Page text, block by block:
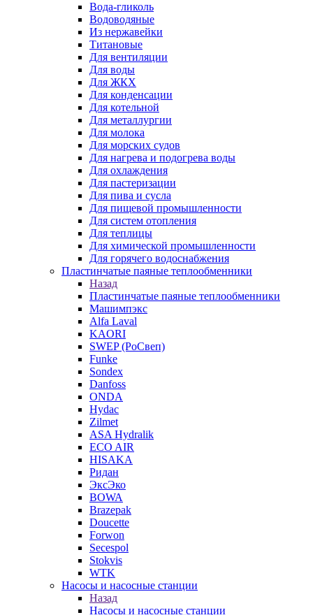
Вода-гликоль
Водоводяные
Из нержавейки
Титановые
Для вентиляции
Для воды
Для ЖКХ
Для конденсации
Для котельной
Для металлургии
Для молока
Для морских судов
Для нагрева и подогрева воды
Для охлаждения
Для пастеризации
Для пива и сусла
Для пищевой промышленности
Для систем отопления
Для теплицы
Для химической промышленности
Для горячего водоснабжения
Пластинчатые паяные теплообменники
Назад
Пластинчатые паяные теплообменники
Машимпэкс
Alfa Laval
KAORI
SWEP (РоСвеп)
Funke
Sondex
Danfoss
ONDA
Hydac
Zilmet
ASA Hydralik
ECO AIR
HISAKA
Ридан
ЭксЭко
BOWA
Brazepak
Doucette
Forwon
Secespol
Stokvis
WTK
Насосы и насосные станции
Назад
Насосы и насосные станции